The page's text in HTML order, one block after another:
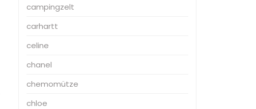
campingzelt
carhartt
celine
chanel
chemomütze
chloe